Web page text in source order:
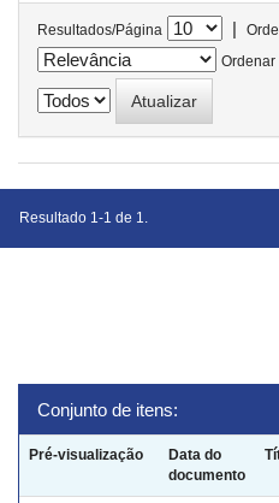
Resultados/Página |
Ordenar
Resultado 1-1 de 1.
Conjunto de itens:
Pré-visualização
Data do
documento